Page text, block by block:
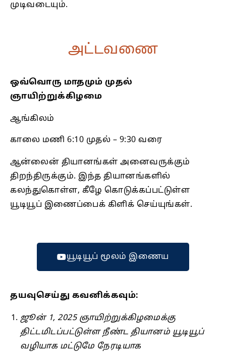
முடிவடையும்.
அட்டவணை
ஒவ்வொரு மாதமும் முதல்
ஞாயிற்றுக்கிழமை
ஆங்கிலம்
காலை மணி 6:10 முதல் – 9:30 வரை
ஆன்லைன் தியானங்கள் அனைவருக்கும்
திறந்திருக்கும். இந்த தியானங்களில்
கலந்துகொள்ள, கீழே கொடுக்கப்பட்டுள்ள
யூடியூப் இணைப்பைக் கிளிக் செய்யுங்கள்.
யூடியூப் மூலம் இணைய
தயவுசெய்து கவனிக்கவும்:
ஜூன் 1, 2025 ஞாயிற்றுக்கிழமைக்கு
திட்டமிடப்பட்டுள்ள நீண்ட தியானம் யூடியூப்
வழியாக மட்டுமே நேரடியாக